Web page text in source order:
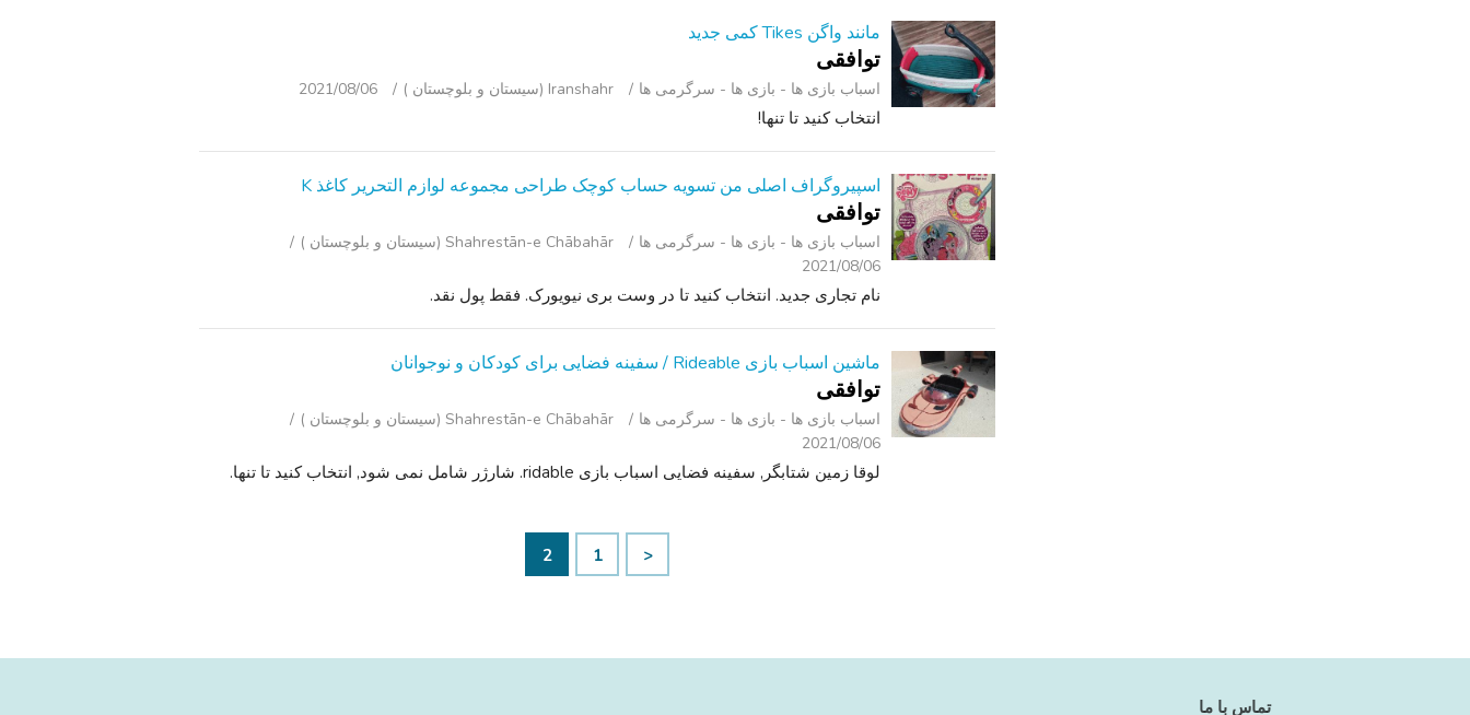
مانند واگن Tikes کمی جدید
توافقی
اسباب‌ بازی ها - بازی ها - سرگرمی ‌ها Iranshahr (سیستان و بلوچستان ) 2021/08/06
انتخاب کنید تا تنها!
اسپیروگراف اصلی من تسویه حساب کوچک طراحی مجموعه لوازم التحریر کاغذ K
توافقی
اسباب‌ بازی ها - بازی ها - سرگرمی ‌ها
Shahrestān-e Chābahār (سیستان و بلوچستان )
2021/08/06
نام تجاری جدید. انتخاب کنید تا در وست بری نیویورک. فقط پول نقد.
ماشین اسباب بازی Rideable / سفینه فضایی برای کودکان و نوجوانان
توافقی
اسباب‌ بازی ها - بازی ها - سرگرمی ‌ها
Shahrestān-e Chābahār (سیستان و بلوچستان )
2021/08/06
لوقا زمین شتابگر, سفینه فضایی اسباب بازی ridable. شارژر شامل نمی شود, انتخاب کنید تا تنها.
<
1
2
تماس با ما